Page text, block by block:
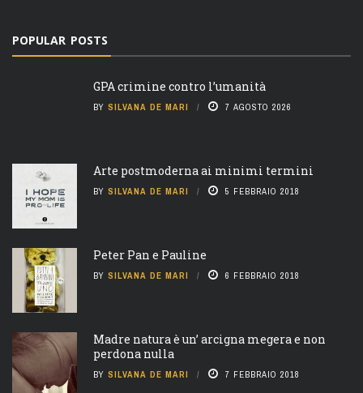
POPULAR POSTS
GPA crimine contro l’umanità
BY SILVANA DE MARI 7 AGOSTO 2026
Arte postmoderna ai minimi termini
BY SILVANA DE MARI 5 FEBBRAIO 2018
Peter Pan e Pauline
BY SILVANA DE MARI 6 FEBBRAIO 2018
Madre natura è un’ arcigna megera e non
perdona nulla
BY SILVANA DE MARI 7 FEBBRAIO 2018